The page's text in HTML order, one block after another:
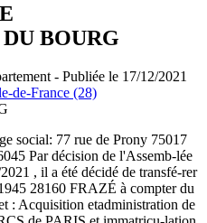
BOURG
- Publiée le 17/12/2021
de-France (28)
social: 77 rue de Prony 75017
Par décision de l'Assemb-lée
, il a été décidé de transfé-rer
28160 FRAZÉ à compter du
: Acquisition etadministration de